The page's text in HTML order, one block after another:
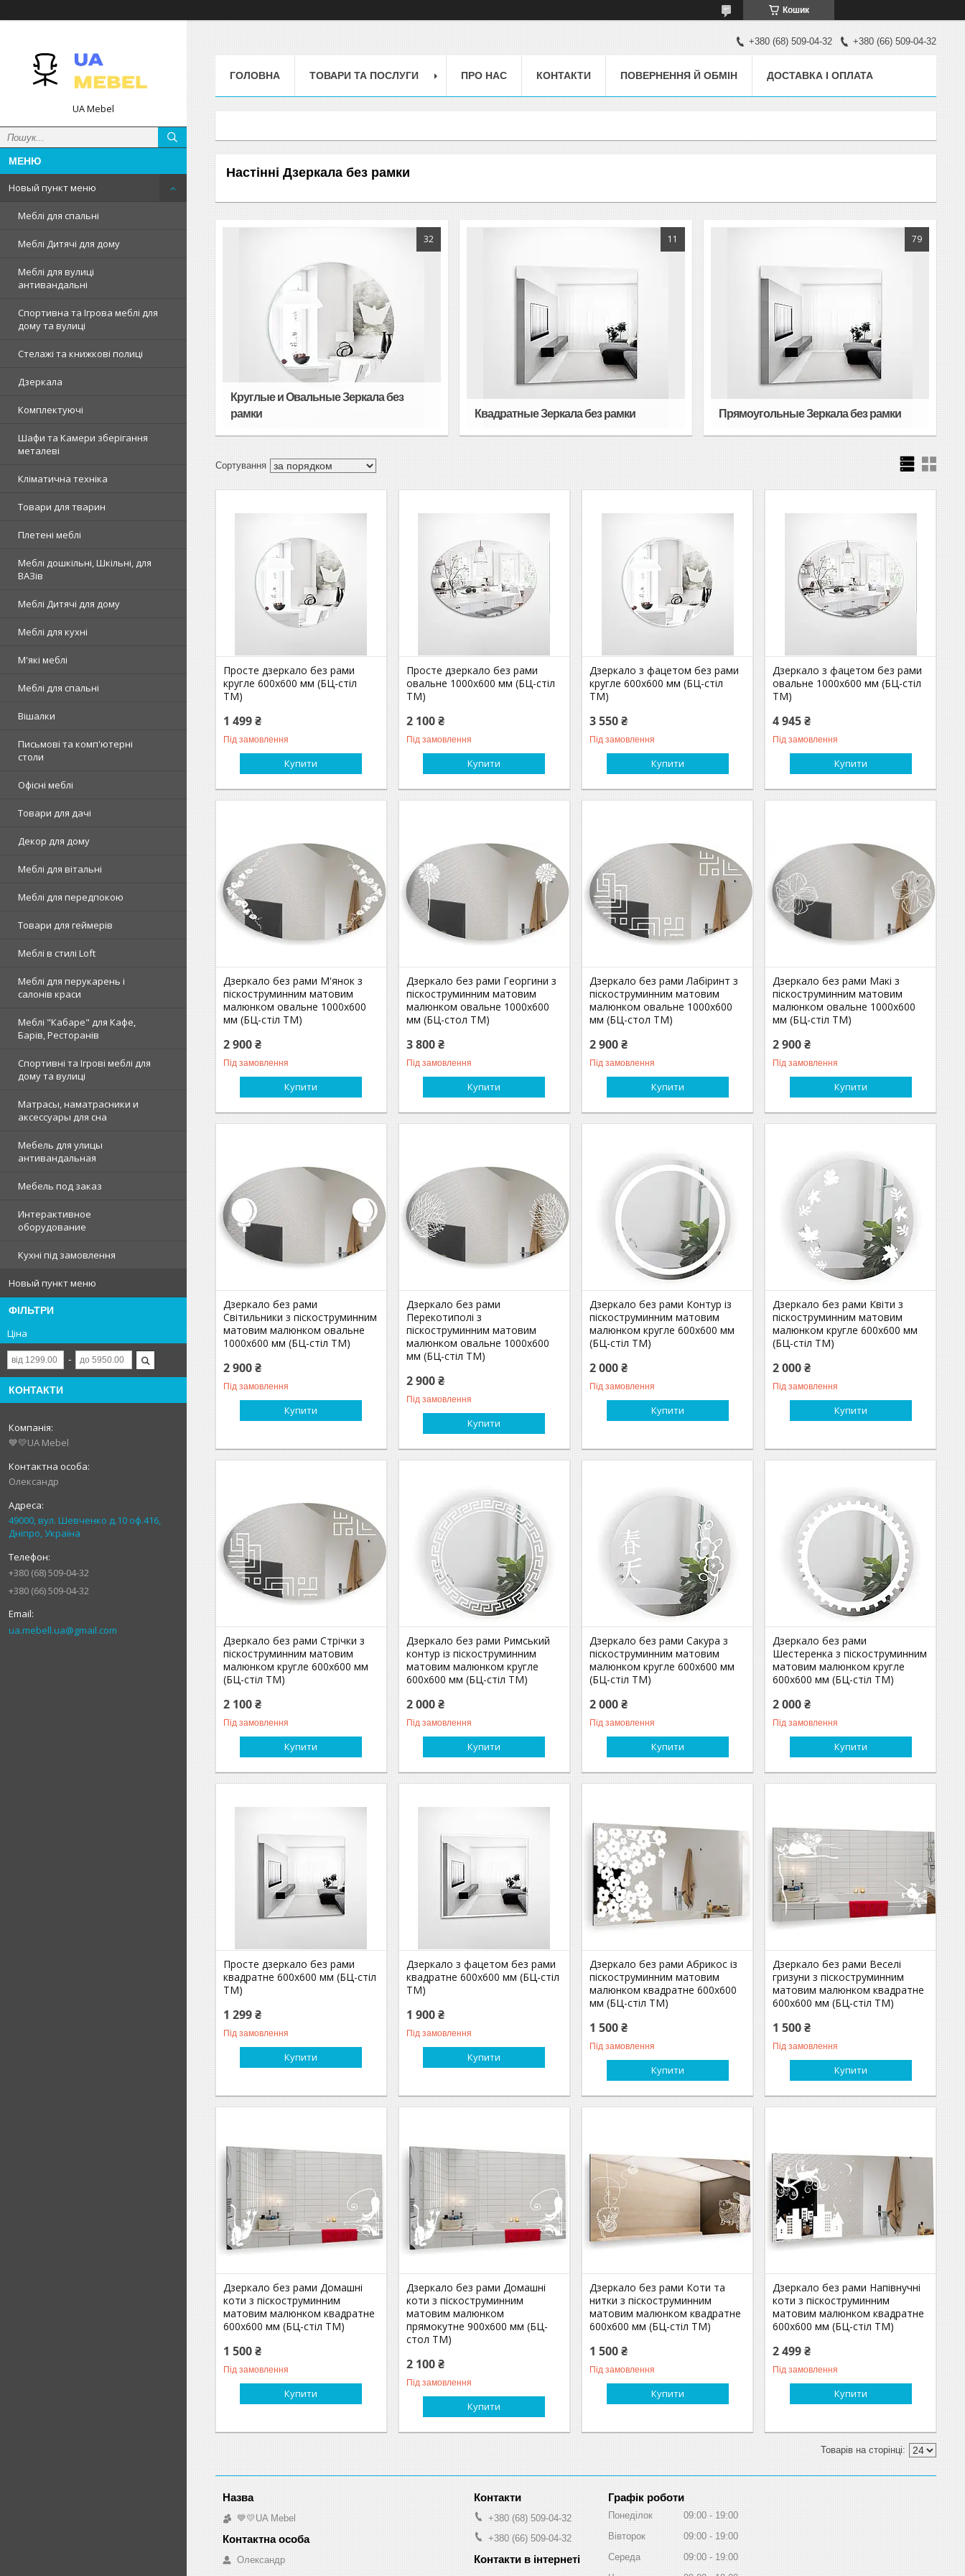
Кошик
UA Mebel
Новый пункт меню
Меблі для спальні
Меблі Дитячі для дому
Меблі для вулиці
антивандальні
Спортивна та Ігрова меблі для
дому та вулиці
Стелажі та книжкові полиці
Дзеркала
Комплектуючі
Шафи та Камери зберігання
металеві
Кліматична техніка
Товари для тварин
Плетені меблі
Меблі дошкільні, Шкільні, для
ВАЗів
Меблі Дитячі для дому
Меблі для кухні
М'які меблі
Меблі для спальні
Вішалки
Письмові та комп'ютерні
столи
Офісні меблі
Товари для дачі
Декор для дому
Меблі для вітальні
Меблі для передпокою
Товари для геймерів
Меблі в стилі Loft
Меблі для перукарень і
салонів краси
Меблі "Кабаре" для Кафе,
Барів, Ресторанів
Спортивні та Ігрові меблі для
дому та вулиці
Матрасы, наматрасники и
аксессуары для сна
Мебель для улицы
антивандальная
Мебель под заказ
Интерактивное
оборудование
Кухні під замовлення
Новый пункт меню
ФІЛЬТРИ
Ціна
КОНТАКТИ
💙💛UA Mebel
Олександр
49000, вул. Шевченко д.10 оф.416,
Дніпро, Україна
+380 (68) 509-04-32
+380 (66) 509-04-32
ua.mebell.ua@gmail.com
+380 (68) 509-04-32 +380 (66) 509-04-32
ГОЛОВНА ТОВАРИ ТА ПОСЛУГИ ПРО НАС КОНТАКТИ ПОВЕРНЕННЯ Й ОБМІН ДОСТАВКА І ОПЛАТА
Настінні Дзеркала без рамки
32
Круглые и Овальные Зеркала без
рамки
11
Квадратные Зеркала без рамки
79
Прямоугольные Зеркала без рамки
Просте дзеркало без рами
кругле 600х600 мм (БЦ-стіл
ТМ)
1 499 ₴
Під замовлення
Купити
Просте дзеркало без рами
овальне 1000х600 мм (БЦ-стіл
ТМ)
2 100 ₴
Під замовлення
Купити
Дзеркало з фацетом без рами
кругле 600х600 мм (БЦ-стіл
ТМ)
3 550 ₴
Під замовлення
Купити
Дзеркало з фацетом без рами
овальне 1000х600 мм (БЦ-стіл
ТМ)
4 945 ₴
Під замовлення
Купити
Дзеркало без рами М'янок з
піскоструминним матовим
малюнком овальне 1000х600
мм (БЦ-стіл ТМ)
2 900 ₴
Під замовлення
Купити
Дзеркало без рами Георгини з
піскоструминним матовим
малюнком овальне 1000х600
мм (БЦ-стол ТМ)
3 800 ₴
Під замовлення
Купити
Дзеркало без рами Лабіринт з
піскоструминним матовим
малюнком овальне 1000х600
мм (БЦ-стол ТМ)
2 900 ₴
Під замовлення
Купити
Дзеркало без рами Макі з
піскоструминним матовим
малюнком овальне 1000х600
мм (БЦ-стіл ТМ)
2 900 ₴
Під замовлення
Купити
Дзеркало без рами
Світильники з піскоструминним
матовим малюнком овальне
1000х600 мм (БЦ-стіл ТМ)
2 900 ₴
Під замовлення
Купити
Дзеркало без рами
Перекотиполі з
піскоструминним матовим
малюнком овальне 1000х600
мм (БЦ-стіл ТМ)
2 900 ₴
Під замовлення
Купити
Дзеркало без рами Контур із
піскоструминним матовим
малюнком кругле 600х600 мм
(БЦ-стіл ТМ)
2 000 ₴
Під замовлення
Купити
Дзеркало без рами Квіти з
піскоструминним матовим
малюнком кругле 600х600 мм
(БЦ-стіл ТМ)
2 000 ₴
Під замовлення
Купити
Дзеркало без рами Стрічки з
піскоструминним матовим
малюнком кругле 600х600 мм
(БЦ-стіл ТМ)
2 100 ₴
Під замовлення
Купити
Дзеркало без рами Римський
контур із піскоструминним
матовим малюнком кругле
600х600 мм (БЦ-стіл ТМ)
2 000 ₴
Під замовлення
Купити
Дзеркало без рами Сакура з
піскоструминним матовим
малюнком кругле 600х600 мм
(БЦ-стіл ТМ)
2 000 ₴
Під замовлення
Купити
Дзеркало без рами
Шестеренка з піскоструминним
матовим малюнком кругле
600х600 мм (БЦ-стіл ТМ)
2 000 ₴
Під замовлення
Купити
Просте дзеркало без рами
квадратне 600х600 мм (БЦ-стіл
ТМ)
1 299 ₴
Під замовлення
Купити
Дзеркало з фацетом без рами
квадратне 600х600 мм (БЦ-стіл
ТМ)
1 900 ₴
Під замовлення
Купити
Дзеркало без рами Абрикос із
піскоструминним матовим
малюнком квадратне 600х600
мм (БЦ-стіл ТМ)
1 500 ₴
Під замовлення
Купити
Дзеркало без рами Веселі
гризуни з піскоструминним
матовим малюнком квадратне
600х600 мм (БЦ-стіл ТМ)
1 500 ₴
Під замовлення
Купити
Дзеркало без рами Домашні
коти з піскоструминним
матовим малюнком квадратне
600х600 мм (БЦ-стіл ТМ)
1 500 ₴
Під замовлення
Купити
Дзеркало без рами Домашні
коти з піскоструминним
матовим малюнком
прямокутне 900х600 мм (БЦ-
стол ТМ)
2 100 ₴
Під замовлення
Купити
Дзеркало без рами Коти та
нитки з піскоструминним
матовим малюнком квадратне
600х600 мм (БЦ-стіл ТМ)
1 500 ₴
Під замовлення
Купити
Дзеркало без рами Напівнучні
коти з піскоструминним
матовим малюнком квадратне
600х600 мм (БЦ-стіл ТМ)
2 499 ₴
Під замовлення
Купити
💙💛UA Mebel
Олександр
+380 (68) 509-04-32
+380 (66) 509-04-32
Графік роботи
Понеділок 09:00
19:00
Вівторок
09:00
19:00
Середа
09:00
19:00